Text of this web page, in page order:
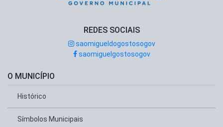
REDES SOCIAIS
saomigueldogostosogov
saomiguelgostosogov
O MUNICÍPIO
Histórico
Símbolos Municipais